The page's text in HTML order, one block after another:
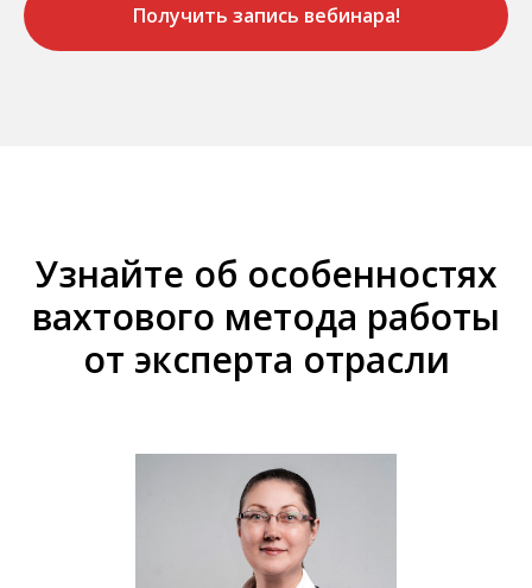
Получить запись вебинара!
Узнайте об особенностях
вахтового метода работы
от эксперта отрасли